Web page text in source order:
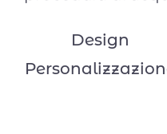
Design